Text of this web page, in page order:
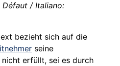
Défaut / Italiano:
bezieht sich auf die
seine
erfüllt, sei es durch